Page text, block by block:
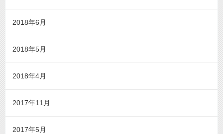
2018年6月
2018年5月
2018年4月
2017年11月
2017年5月